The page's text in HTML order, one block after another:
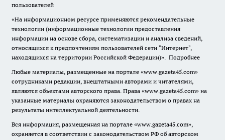
пользователей
«На информационном ресурсе применяются рекомендательные
технологии (информационные технологии предоставления
информации на основе сбора, систематизации и анализа сведений,
относящихся к предпочтениям пользователей сети "Интернет",
находящихся на территории Российской Федерации)». Подробнее
Любые материалы, размещенные на портале «www.gazeta45.com»
сотрудниками редакции, внештатными авторами и читателями,
являются объектами авторского права. Права «www.gazeta45.com» на
указанные материалы охраняются законодательством о правах на
результаты интеллектуальной деятельности.
Вся информация, размещенная на портале «www.gazeta45.com»,
охраняется в соответствии с законодательством РФ об авторском